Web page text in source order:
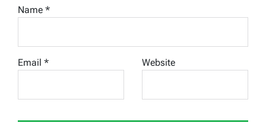
Name *
Email * Website